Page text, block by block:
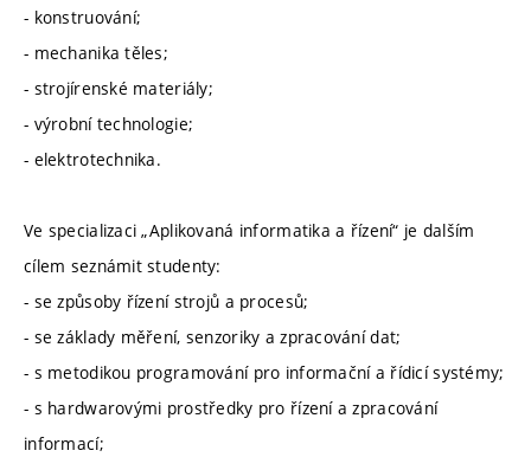
- konstruování;
- mechanika těles;
- strojírenské materiály;
- výrobní technologie;
- elektrotechnika.
Ve specializaci „Aplikovaná informatika a řízení“ je dalším
cílem seznámit studenty:
- se způsoby řízení strojů a procesů;
- se základy měření, senzoriky a zpracování dat;
- s metodikou programování pro informační a řídicí systémy;
- s hardwarovými prostředky pro řízení a zpracování
informací;